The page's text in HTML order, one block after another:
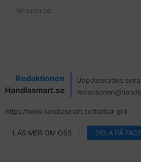
Amazon.se
Redaktionen
Handlasmart.se
Uppdaterades
LÄS MER OM OSS DELA PÅ